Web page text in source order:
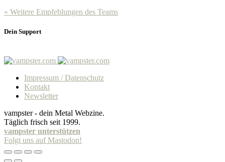
» Weitere Empfehlungen des Teams
Dein Support
Impressum / Datenschutz
Kontakt
Newsletter
vampster - dein Metal Webzine.
Täglich frisch seit 1999.
vampster unterstützen
Folgt uns auf Mastodon!